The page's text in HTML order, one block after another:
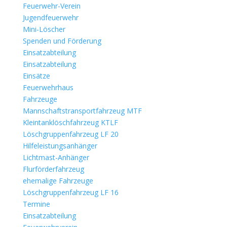
Feuerwehr-Verein
Jugendfeuerwehr
Mini-Löscher
Spenden und Förderung
Einsatzabteilung
Einsatzabteilung
Einsätze
Feuerwehrhaus
Fahrzeuge
Mannschaftstransportfahrzeug MTF
Kleintanklöschfahrzeug KTLF
Löschgruppenfahrzeug LF 20
Hilfeleistungsanhänger
Lichtmast-Anhänger
Flurförderfahrzeug
ehemalige Fahrzeuge
Löschgruppenfahrzeug LF 16
Termine
Einsatzabteilung